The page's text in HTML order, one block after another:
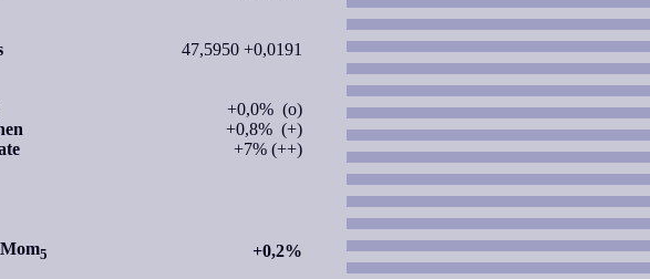
47,5950 +0,0191
+0,0% (o)
+0,8% (+)
+7% (++)
5 +0,2%